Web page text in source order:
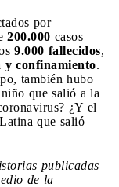
por
200.000 casos
9.000 fallecidos,
y confinamiento.
también hubo
que salió a la
¿Y el
que salió
publicadas
de la